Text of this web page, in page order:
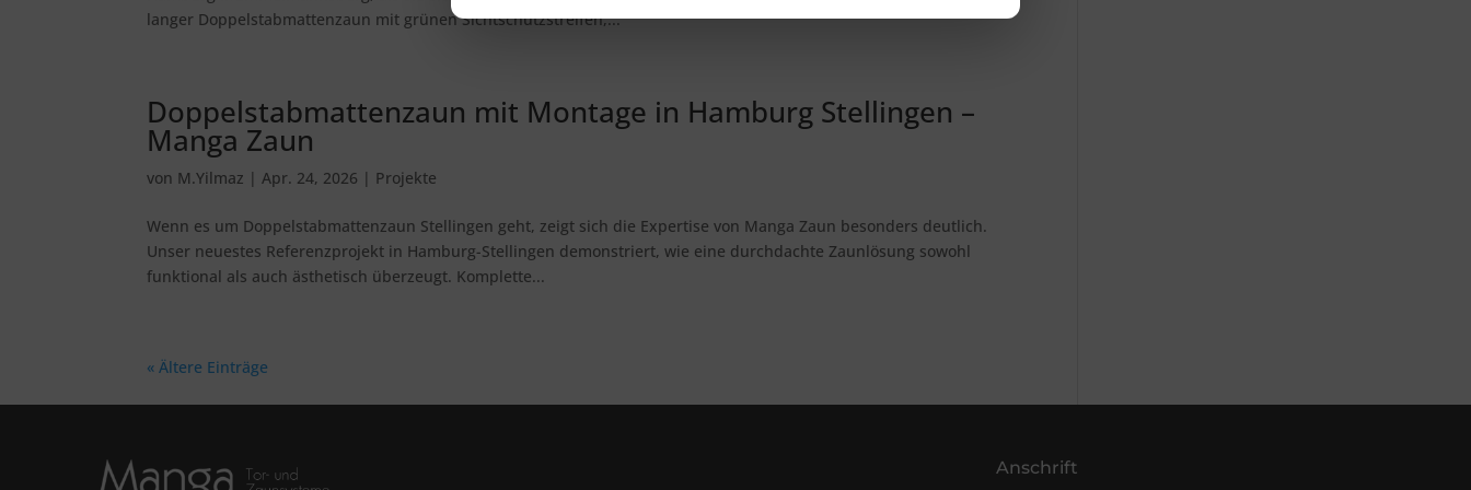
langer Doppelstabmattenzaun mit grünen Sichtschutzstreifen,...
Doppelstabmattenzaun mit Montage in Hamburg Stellingen –
Manga Zaun
von M.Yilmaz |Apr. 24, 2026 | Projekte
Wenn es um Doppelstabmattenzaun Stellingen geht, zeigt sich die Expertise von Manga Zaun besonders deutlich.
Unser neuestes Referenzprojekt in Hamburg-Stellingen demonstriert, wie eine durchdachte Zaunlösung sowohl
funktional als auch ästhetisch überzeugt. Komplette...
« Ältere Einträge
Anschrift